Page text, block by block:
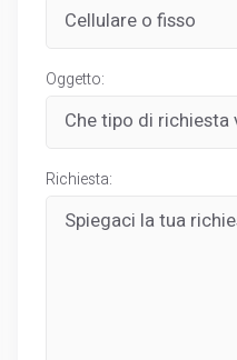
Oggetto:
Richiesta: